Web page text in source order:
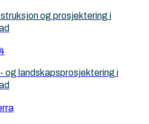
og prosjektering i
og landskapsprosjektering i